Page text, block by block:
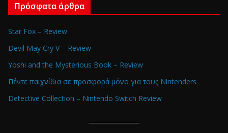
Πρόσφατα άρθρα
Star Fox – Review
Devil May Cry V – Review
Yoshi and the Mysterious Book – Review
Πέντε παιχνίδια σε προσφορά μόνο για τους Nintenders
Detective Collection – Nintendo Switch Review